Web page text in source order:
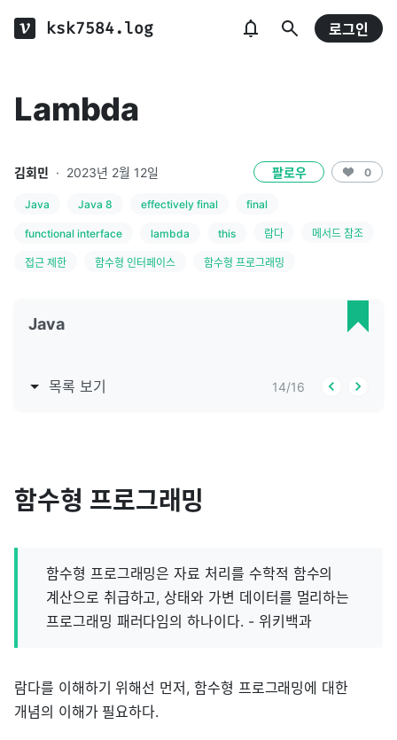
ksk7584.log 로그인
Lambda
김회민 · 2023년 2월 12일 팔로우 0
Java Java 8 effectively final final
functional interface lambda this 람다 메서드 참조
접근 제한 함수형 인터페이스 함수형 프로그래밍
Java
목록 보기 14/16
함수형 프로그래밍
함수형 프로그래밍은 자료 처리를 수학적 함수의
계산으로 취급하고, 상태와 가변 데이터를 멀리하는
프로그래밍 패러다임의 하나이다. - 위키백과
람다를 이해하기 위해선 먼저, 함수형 프로그래밍에 대한
개념의 이해가 필요하다.